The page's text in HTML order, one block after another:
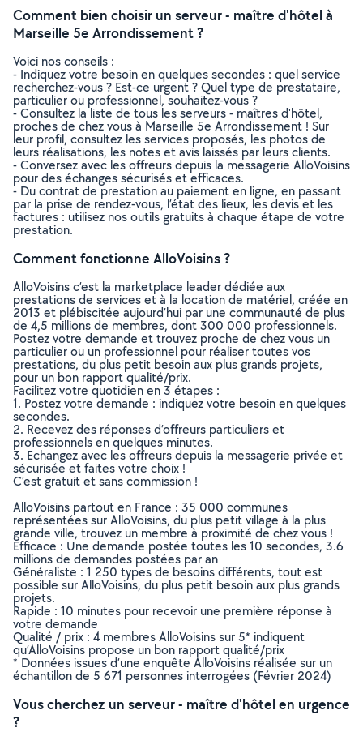
Comment bien choisir un serveur - maître d'hôtel à
Marseille 5e Arrondissement ?
Voici nos conseils :
- Indiquez votre besoin en quelques secondes : quel service
recherchez-vous ? Est-ce urgent ? Quel type de prestataire,
particulier ou professionnel, souhaitez-vous ?
- Consultez la liste de tous les serveurs - maîtres d'hôtel,
proches de chez vous à Marseille 5e Arrondissement ! Sur
leur profil, consultez les services proposés, les photos de
leurs réalisations, les notes et avis laissés par leurs clients.
- Conversez avec les offreurs depuis la messagerie AlloVoisins
pour des échanges sécurisés et efficaces.
- Du contrat de prestation au paiement en ligne, en passant
par la prise de rendez-vous, l’état des lieux, les devis et les
factures : utilisez nos outils gratuits à chaque étape de votre
prestation.
Comment fonctionne AlloVoisins ?
AlloVoisins c’est la marketplace leader dédiée aux
prestations de services et à la location de matériel, créée en
2013 et plébiscitée aujourd’hui par une communauté de plus
de 4,5 millions de membres, dont 300 000 professionnels.
Postez votre demande et trouvez proche de chez vous un
particulier ou un professionnel pour réaliser toutes vos
prestations, du plus petit besoin aux plus grands projets,
pour un bon rapport qualité/prix.
Facilitez votre quotidien en 3 étapes :
1. Postez votre demande : indiquez votre besoin en quelques
secondes.
2. Recevez des réponses d’offreurs particuliers et
professionnels en quelques minutes.
3. Echangez avec les offreurs depuis la messagerie privée et
sécurisée et faites votre choix !
C’est gratuit et sans commission !
AlloVoisins partout en France : 35 000 communes
représentées sur AlloVoisins, du plus petit village à la plus
grande ville, trouvez un membre à proximité de chez vous !
Efficace : Une demande postée toutes les 10 secondes, 3.6
millions de demandes postées par an
Généraliste : 1 250 types de besoins différents, tout est
possible sur AlloVoisins, du plus petit besoin aux plus grands
projets.
Rapide : 10 minutes pour recevoir une première réponse à
votre demande
Qualité / prix : 4 membres AlloVoisins sur 5* indiquent
qu’AlloVoisins propose un bon rapport qualité/prix
* Données issues d’une enquête AlloVoisins réalisée sur un
échantillon de 5 671 personnes interrogées (Février 2024)
Vous cherchez un serveur - maître d'hôtel en urgence
?